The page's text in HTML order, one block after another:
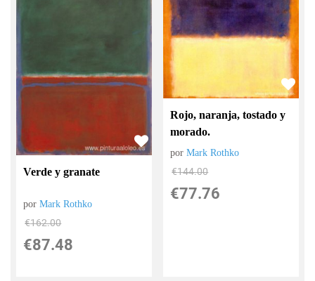
Verde y granate
porMark Rothko
€162.00
€87.48
Rojo, naranja, tostado y
morado.
porMark Rothko
€144.00
€77.76